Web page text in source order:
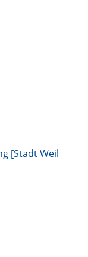
[Stadt Weil